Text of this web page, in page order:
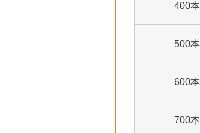
400本
500本
600本
700本